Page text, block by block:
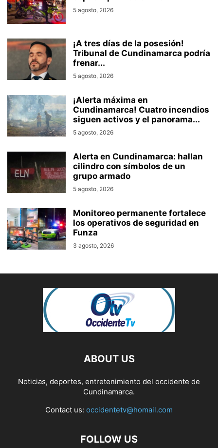
5 agosto, 2026
¡A tres días de la posesión!
Tribunal de Cundinamarca podría
frenar...
5 agosto, 2026
¡Alerta máxima en
Cundinamarca! Cuatro incendios
siguen activos y el panorama...
5 agosto, 2026
Alerta en Cundinamarca: hallan
cilindro con símbolos de un
grupo armado
5 agosto, 2026
Monitoreo permanente fortalece
los operativos de seguridad en
Funza
3 agosto, 2026
ABOUT US
Noticias, deportes, entretenimiento del occidente de
Cundinamarca.
Contact us: occidentetv@homail.com
FOLLOW US